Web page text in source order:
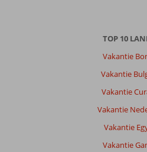
TOP 10
Vakantie
Vakantie
Vakantie
Vakantie
Vakantie
Vakantie